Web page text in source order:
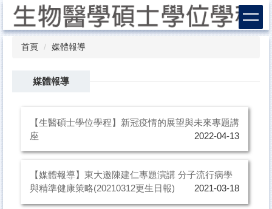
主
首頁 媒體報導
媒體報導
【生醫碩士學位學程】新冠疫情的展望與未來專題講
座
2022-04-13
【媒體報導】東大邀陳建仁專題演講 分子流行病學
與精準健康策略(20210312更生日報)
2021-03-18